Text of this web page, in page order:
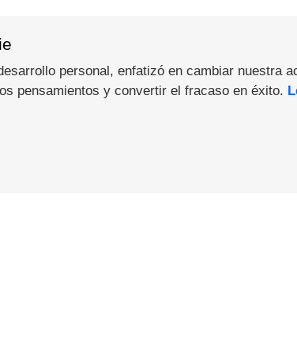
personal, enfatizó en cambiar nuestra
pensamientos y convertir el fracaso en éxito.